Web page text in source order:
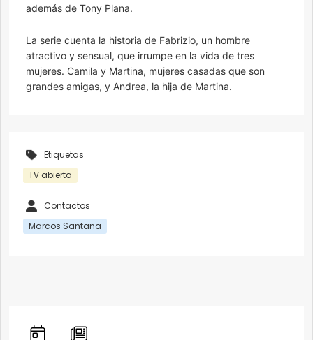
además de Tony Plana.
La serie cuenta la historia de Fabrizio, un hombre
atractivo y sensual, que irrumpe en la vida de tres
mujeres. Camila y Martina, mujeres casadas que son
grandes amigas, y Andrea, la hija de Martina.
Etiquetas
TV abierta
Contactos
Marcos Santana